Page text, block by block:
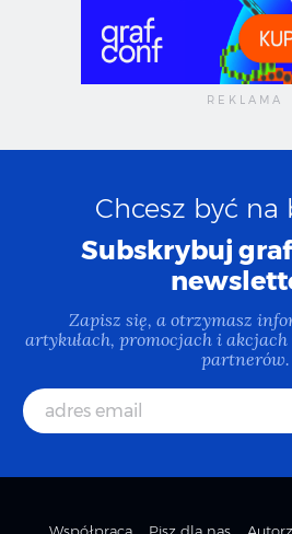
Chcesz być na
Subskrybuj
Zapisz się, a otrzymasz
artykułach, promocjach i
partnerów.